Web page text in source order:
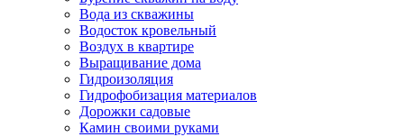
Вода из скважины
Водосток кровельный
Воздух в квартире
Выращивание дома
Гидроизоляция
Гидрофобизация материалов
Дорожки садовые
Камин своими руками